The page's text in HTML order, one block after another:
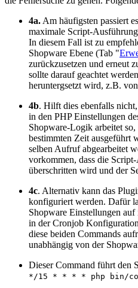
4a. Am häufigsten passiert
maximale Script-
In diesem Fall ist zu
Shopware Ebene (Tab "
zurückzusetzen und erneut
sollte darauf geachtet
heruntergsetzt wird, z.B.
4b. Hilft dies ebenfalls
in den PHP Einstellungen
Shopware-Logik arbeitet
bestimmten Zeit ausgeführt
selben Aufruf abgearbeitet
vorkommen, dass die
überschritten wird und der
4c. Alternativ kann das
konfiguriert werden. Dafür
Shopware Einstellungen
in der Cronjob
diese beiden Commands
unabhängig von der
Dieser Command führt den
*/15 * * * * php bin/